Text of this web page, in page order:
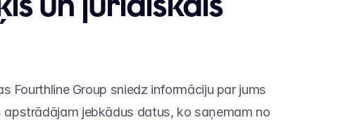
Fourthline Group sniedz informāciju par jums
jebkādus datus, ko saņemam no